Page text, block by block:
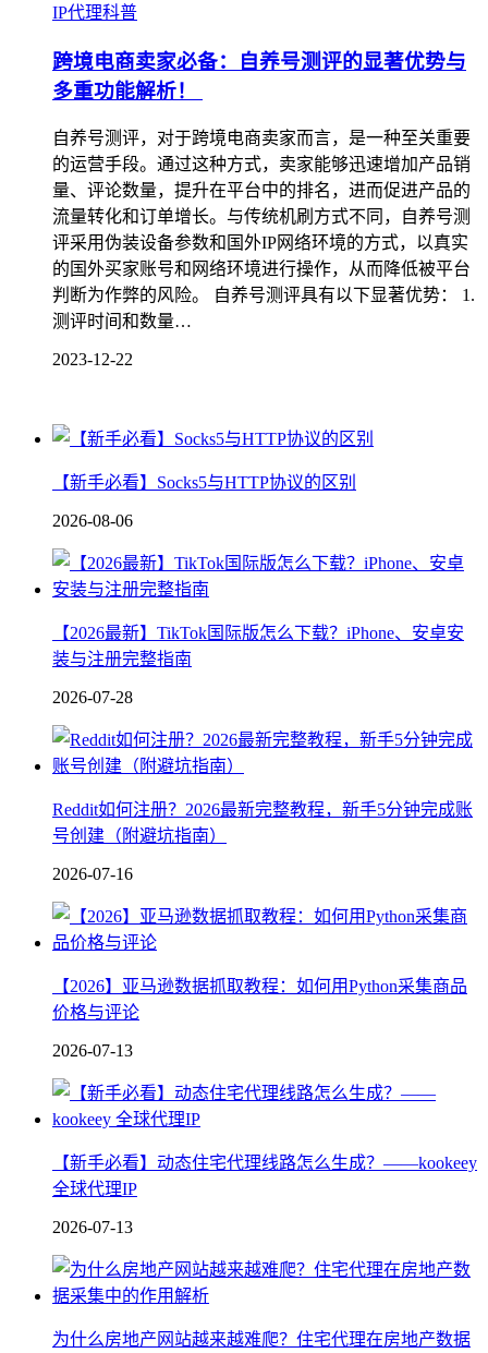
IP代理科普
跨境电商卖家必备：自养号测评的显著优势与
多重功能解析！
自养号测评，对于跨境电商卖家而言，是一种至关重要
的运营手段。通过这种方式，卖家能够迅速增加产品销
量、评论数量，提升在平台中的排名，进而促进产品的
流量转化和订单增长。与传统机刷方式不同，自养号测
评采用伪装设备参数和国外IP网络环境的方式，以真实
的国外买家账号和网络环境进行操作，从而降低被平台
判断为作弊的风险。 自养号测评具有以下显著优势： 1.
测评时间和数量…
2023-12-22
【新手必看】Socks5与HTTP协议的区别
2026-08-06
【2026最新】TikTok国际版怎么下载？iPhone、安卓安
装与注册完整指南
2026-07-28
Reddit如何注册？2026最新完整教程，新手5分钟完成账
号创建（附避坑指南）
2026-07-16
【2026】亚马逊数据抓取教程：如何用Python采集商品
价格与评论
2026-07-13
【新手必看】动态住宅代理线路怎么生成？——kookeey
全球代理IP
2026-07-13
为什么房地产网站越来越难爬？住宅代理在房地产数据